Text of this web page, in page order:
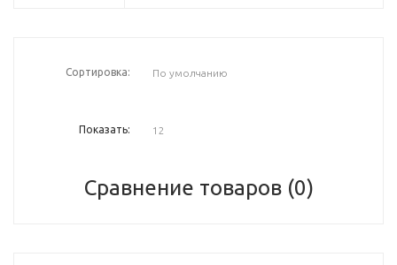
Сортировка:
Показать:
Сравнение товаров (0)